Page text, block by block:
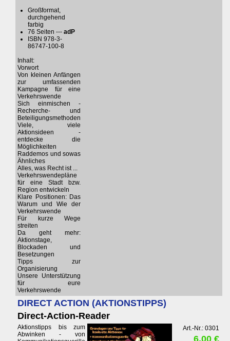
Großformat,
durchgehend
farbig
76 Seiten --- adP
ISBN 978-3-
86747-100-8
Inhalt:
Vorwort
Von kleinen Anfängen
zur umfassenden
Kampagne für eine
Verkehrswende
Sich einmischen -
Recherche- und
Beteiligungsmethoden
Viele, viele
Aktionsideen -
entdecke die
Möglichkeiten
Raddemos und sowas
Ähnliches
Alles, was Recht ist ...
Verkehrswendepläne
für eine Stadt bzw.
Region entwickeln
Klare Positionen: Das
Warum und Wie der
Verkehrswende
Für kurze Wege
streiten
Da geht mehr:
Aktionstage,
Blockaden und
Besetzungen
Tipps zur
Organisierung
Unsere Unterstützung
für eure
Verkehrswende
DIRECT ACTION (AKTIONSTIPPS)
Direct-Action-Reader
Aktionstipps bis zum
Abwinken - von
Art.-Nr.: 0301
6,00 €